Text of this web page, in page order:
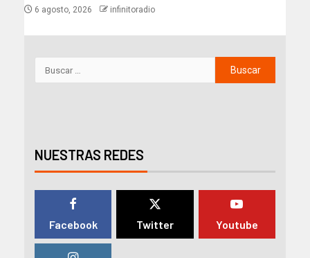
6 agosto, 2026 infinitoradio
NUESTRAS REDES
Facebook Twitter Youtube